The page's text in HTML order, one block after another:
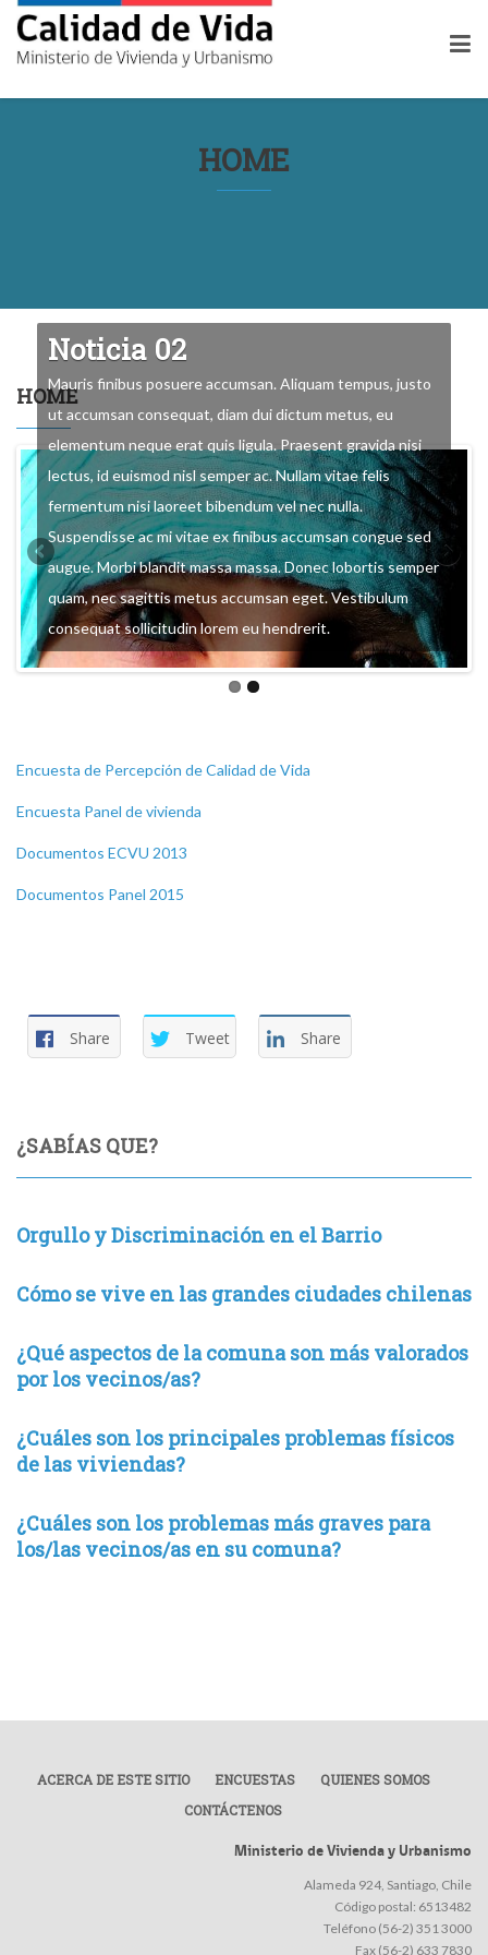
HOME
HOME
Noticia 01
Noticia 02
Mauris finibus posuere accumsan. Aliquam tempus, justo
ut accumsan consequat, diam dui dictum metus, eu
elementum neque erat quis ligula. Praesent gravida nisi
lectus, id euismod nisl semper ac. Nullam vitae felis
fermentum nisi laoreet bibendum vel nec nulla.
Suspendisse ac mi vitae ex finibus accumsan congue sed
augue. Morbi blandit massa massa. Donec lobortis semper
quam, nec sagittis metus accumsan eget. Vestibulum
consequat sollicitudin lorem eu hendrerit.
Encuesta de Percepción de Calidad de Vida
Encuesta Panel de vivienda
Documentos ECVU 2013
Documentos Panel 2015
Share Tweet Share
¿SABÍAS QUE?
Orgullo y Discriminación en el Barrio
Cómo se vive en las grandes ciudades chilenas
¿Qué aspectos de la comuna son más valorados
por los vecinos/as?
¿Cuáles son los principales problemas físicos
de las viviendas?
¿Cuáles son los problemas más graves para
los/las vecinos/as en su comuna?
ACERCA DE ESTE SITIO ENCUESTAS
QUIENES SOMOS
CONTÁCTENOS
Ministerio de Vivienda y Urbanismo
Alameda 924, Santiago, Chile
Código postal: 6513482
Teléfono (56-2) 351 3000
Fax (56-2) 633 7830